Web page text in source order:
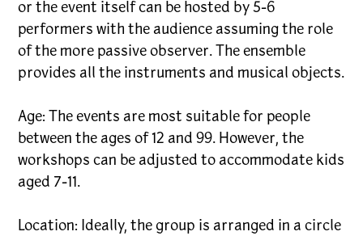
or the event itself can be hosted by 5-6
performers with the audience assuming the role
of the more passive observer. The ensemble
provides all the instruments and musical objects.
Age: The events are most suitable for people
between the ages of 12 and 99. However, the
workshops can be adjusted to accommodate kids
aged 7-11.
Location: Ideally, the group is arranged in a circle